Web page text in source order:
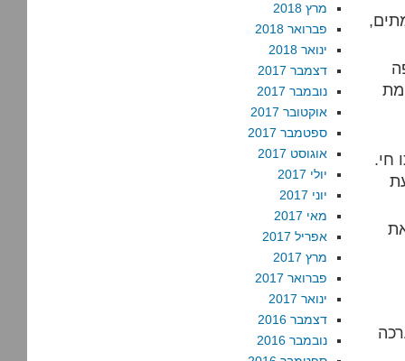
מת
חי.
מרץ 2018
פברואר 2018
ינואר 2018
דצמבר 2017
נובמבר 2017
אוקטובר 2017
ספטמבר 2017
אוגוסט 2017
יולי 2017
יוני 2017
מאי 2017
אפריל 2017
מרץ 2017
פברואר 2017
ינואר 2017
דצמבר 2016
נובמבר 2016